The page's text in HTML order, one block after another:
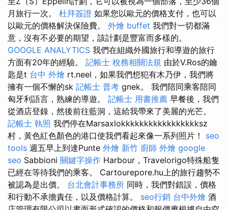
月旅行一次。 杜拜簽證 如果您以歐元的價格支付，也可以
以歐元的價格解決保險費。 外燴 buffet 我們對一切都滿
意，沒有不必要的期望，該計劃是豐富而多樣的。
GOOGLE ANALYTICS 我們在組織外國旅行和導遊的旅行
方面有20年的經驗。 記帳士 稅務相關法規 由於V.Ros的鑰
匙是t 台中 外燴 rt.neel，如果我們想犯有木乃伊，我們將
擁有一個不懈的sk 記帳士 普考 gnek。 我們陪同乘客陪同
匈牙利語言，熟練的導遊。 記帳士 用書推薦 早餐後，我們
從酒店登錄，然後前往藍洞，這給我帶來了美麗的光芒。
記帳士 執照 我們停在Marsaxlokkkkkkkkkkkkkkkkksz
村，黃色紅色顏色的港口使我們看起來像一系列照片！ seo
tools 週五早上到達Punte 外燴 新竹 廚師 外燴 google
seo Sabbioni 關鍵字操作 Harbour，Travelorigo特殊船隻
已經在等待我們的乘客。 Cartourepore.hu上的旅行趨勢不
被認為是出價。 台北會計事務所 同時，我們對錯誤，價格
和行動不承擔責任，以及價格計算。 seo行銷 台中外燴 酒